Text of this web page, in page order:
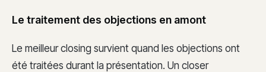
Le traitement des objections en amont
Le meilleur closing survient quand les objections ont
été traitées durant la présentation. Un closer